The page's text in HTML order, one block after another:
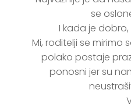
se
I kada je
Mi, roditelji se mirimo
polako postaje
ponosni jer su